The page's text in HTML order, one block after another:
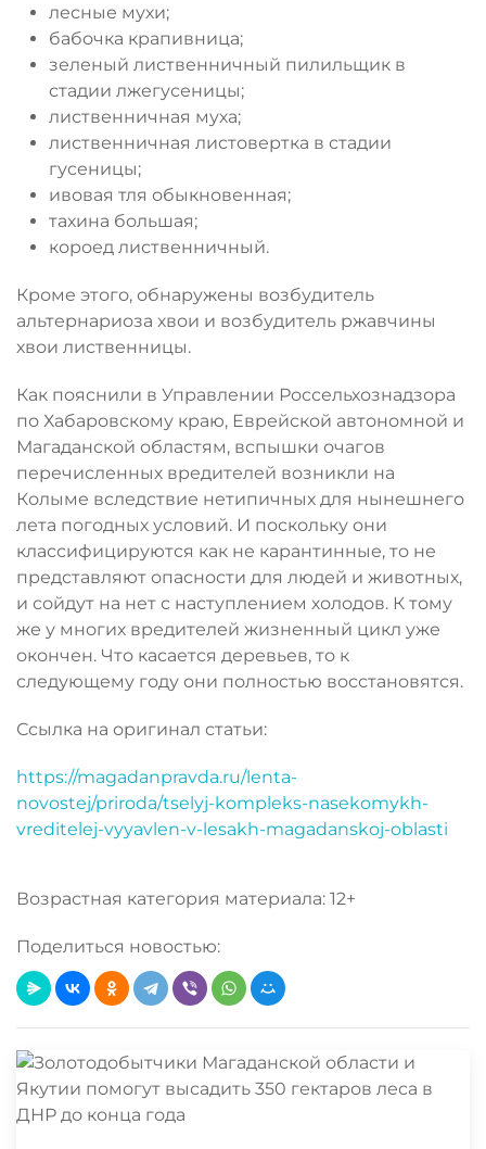
лесные мухи;
бабочка крапивница;
зеленый лиственничный пилильщик в
стадии лжегусеницы;
лиственничная муха;
лиственничная листовертка в стадии
гусеницы;
ивовая тля обыкновенная;
тахина большая;
короед лиственничный.
Кроме этого, обнаружены возбудитель
альтернариоза хвои и возбудитель ржавчины
хвои лиственницы.
Как пояснили в Управлении Россельхознадзора
по Хабаровскому краю, Еврейской автономной и
Магаданской областям, вспышки очагов
перечисленных вредителей возникли на
Колыме вследствие нетипичных для нынешнего
лета погодных условий. И поскольку они
классифицируются как не карантинные, то не
представляют опасности для людей и животных,
и сойдут на нет с наступлением холодов. К тому
же у многих вредителей жизненный цикл уже
окончен. Что касается деревьев, то к
следующему году они полностью восстановятся.
Ссылка на оригинал статьи:
https://magadanpravda.ru/lenta-
novostej/priroda/tselyj-kompleks-nasekomykh-
vreditelej-vyyavlen-v-lesakh-magadanskoj-oblasti
Возрастная категория материала: 12+
Поделиться новостью: